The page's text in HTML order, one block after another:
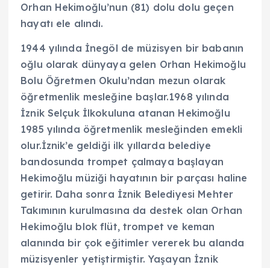
Orhan Hekimoğlu’nun (81) dolu dolu geçen
hayatı ele alındı.
1944 yılında İnegöl de müzisyen bir babanın
oğlu olarak dünyaya gelen Orhan Hekimoğlu
Bolu Öğretmen Okulu’ndan mezun olarak
öğretmenlik mesleğine başlar.1968 yılında
İznik Selçuk İlkokuluna atanan Hekimoğlu
1985 yılında öğretmenlik mesleğinden emekli
olur.İznik’e geldiği ilk yıllarda belediye
bandosunda trompet çalmaya başlayan
Hekimoğlu müziği hayatının bir parçası haline
getirir. Daha sonra İznik Belediyesi Mehter
Takımının kurulmasına da destek olan Orhan
Hekimoğlu blok flüt, trompet ve keman
alanında bir çok eğitimler vererek bu alanda
müzisyenler yetiştirmiştir. Yaşayan İznik